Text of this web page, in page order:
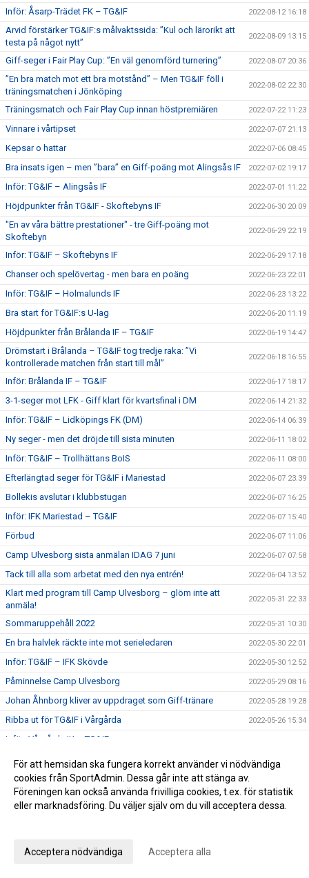
Inför: Åsarp-Trädet FK – TG&IF 2022-08-12 16:18
Arvid förstärker TG&IF:s målvaktssida: ”Kul och lärorikt att
testa på något nytt”
2022-08-09 13:15
Giff-seger i Fair Play Cup: ”En väl genomförd turnering” 2022-08-07 20:36
”En bra match mot ett bra motstånd” – Men TG&IF föll i
träningsmatchen i Jönköping
2022-08-02 22:30
Träningsmatch och Fair Play Cup innan höstpremiären 2022-07-22 11:23
Vinnare i vårtipset 2022-07-07 21:13
Kepsar o hattar 2022-07-06 08:45
Bra insats igen – men ”bara” en Giff-poäng mot Alingsås IF 2022-07-02 19:17
Inför: TG&IF – Alingsås IF 2022-07-01 11:22
Höjdpunkter från TG&IF - Skoftebyns IF 2022-06-30 20:09
"En av våra bättre prestationer" - tre Giff-poäng mot
Skoftebyn
2022-06-29 22:19
Inför: TG&IF – Skoftebyns IF 2022-06-29 17:18
Chanser och spelövertag - men bara en poäng 2022-06-23 22:01
Inför: TG&IF – Holmalunds IF 2022-06-23 13:22
Bra start för TG&IF:s U-lag 2022-06-20 11:19
Höjdpunkter från Brålanda IF – TG&IF 2022-06-19 14:47
Drömstart i Brålanda – TG&IF tog tredje raka: ”Vi
kontrollerade matchen från start till mål”
2022-06-18 16:55
Inför: Brålanda IF – TG&IF 2022-06-17 18:17
3-1-seger mot LFK - Giff klart för kvartsfinal i DM 2022-06-14 21:32
Inför: TG&IF – Lidköpings FK (DM) 2022-06-14 06:39
Ny seger - men det dröjde till sista minuten 2022-06-11 18:02
Inför: TG&IF – Trollhättans BoIS 2022-06-11 08:00
Efterlängtad seger för TG&IF i Mariestad 2022-06-07 23:39
Bollekis avslutar i klubbstugan 2022-06-07 16:25
Inför: IFK Mariestad – TG&IF 2022-06-07 15:40
Förbud 2022-06-07 11:06
Camp Ulvesborg sista anmälan IDAG 7 juni 2022-06-07 07:58
Tack till alla som arbetat med den nya entrén! 2022-06-04 13:52
Klart med program till Camp Ulvesborg – glöm inte att
anmäla!
2022-05-31 22:33
Sommaruppehåll 2022 2022-05-31 10:30
En bra halvlek räckte inte mot serieledaren 2022-05-30 22:01
Inför: TG&IF – IFK Skövde 2022-05-30 12:52
Påminnelse Camp Ulvesborg 2022-05-29 08:16
Johan Åhnborg kliver av uppdraget som Giff-tränare 2022-05-28 19:28
Ribba ut för TG&IF i Vårgårda 2022-05-26 15:34
Inför: Vårgårda IK – TG&IF
I sommar blir det comeback för Camp Ulvesborg 2022-05-23 16:14
Uddamålsförlust i derbyt
Inför: TG&IF – IFK Tidaholm 2022-05-21 07:03
TG&IF enkelt vidare i DM
För att hemsidan ska fungera korrekt använder vi nödvändiga
cookies från SportAdmin. Dessa går inte att stänga av.
Föreningen kan också använda frivilliga cookies, t.ex. för statistik
eller marknadsföring. Du väljer själv om du vill acceptera dessa.
Acceptera nödvändiga Acceptera alla